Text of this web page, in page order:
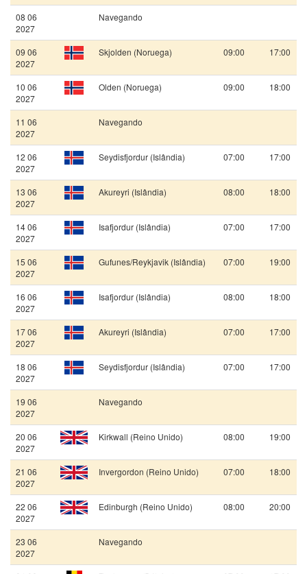
08 06
2027
Navegando
09 06
2027
Skjolden (Noruega) 09:00 17:00
10 06
2027
Olden (Noruega) 09:00 18:00
11 06
2027
Navegando
12 06
2027
Seydisfjordur (Islândia) 07:00 17:00
13 06
2027
Akureyri (Islândia) 08:00 18:00
14 06
2027
Isafjordur (Islândia) 07:00 17:00
15 06
2027
Gufunes/Reykjavik (Islândia) 07:00 19:00
16 06
2027
Isafjordur (Islândia) 08:00 18:00
17 06
2027
Akureyri (Islândia) 07:00 17:00
18 06
2027
Seydisfjordur (Islândia) 07:00 17:00
19 06
2027
Navegando
20 06
2027
Kirkwall (Reino Unido) 08:00 19:00
21 06
2027
Invergordon (Reino Unido) 07:00 18:00
22 06
2027
Edinburgh (Reino Unido) 08:00 20:00
23 06
2027
Navegando